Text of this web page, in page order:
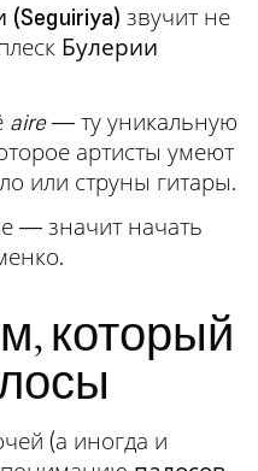
(Seguiriya) звучит не
Булерии
aire— ту уникальную
артисты умеют
или струны гитары.
— значит начать
который
(а иногда и